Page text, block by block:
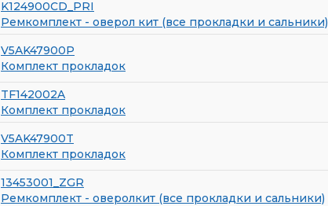
K124900CD_PRI
Ремкомплект - оверол кит (все прокладки и сальники)
V5AK47900P
Комплект прокладок
TF142002A
Комплект прокладок
V5AK47900T
Комплект прокладок
13453001_ZGR
Ремкомплект - оверолкит (все прокладки и сальники)